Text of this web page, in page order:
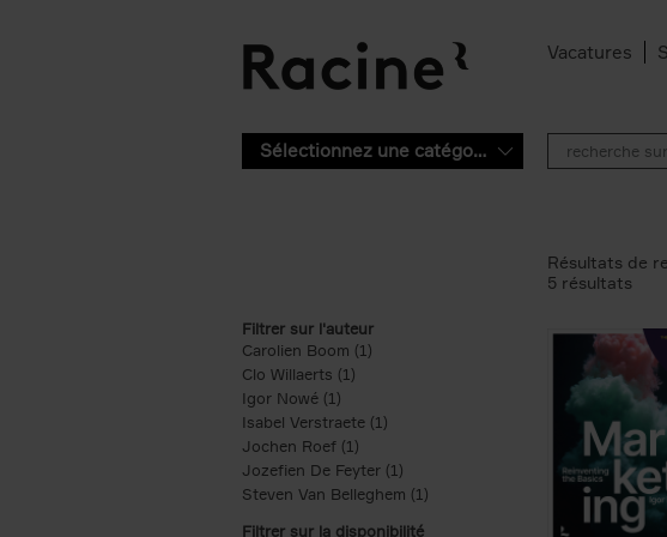
Vacatures
Sélectionnez une catégorie
Filtrer sur l'auteur
Carolien Boom (1)
Clo Willaerts (1)
Igor Nowé (1)
Isabel Verstraete (1) Apply Isabel Verstraete filter
Jochen Roef (1)
Jozefien De Feyter (1) Apply Jozefien De Feyter filter
Steven Van Belleghem (1) Apply Steven Van Belleghem
Filtrer sur la disponibilité
Résultats de
5 résultats